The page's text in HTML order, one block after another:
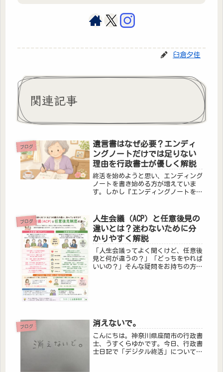
臼倉夕佳
関連記事
ブログ
遺言書はなぜ必要？エンディ
ングノートだけでは足りない
理由を行政書士が優しく解説
終活を始めようと思い、エンディング
ノートを書き始める方が増えていま
す。しかし『エンディングノートを書
は？エンディングノートはいろんな項
目があり、書ける内容も多岐にわたり
ます...
ブログ
人生会議（ACP）と任意後見の
違いとは？迷わないために分
かりやすく解説
「人生会議ってよく聞くけど、任意後
見と何が違うの？」「どっちをやれば
いいの？」そんな疑問をお持ちの方も
ブログ 消えないで。
こんにちは。神奈川県座間市の行政書
士、うすくらゆかです。今日、行政書
士日記で「デジタル終活」について書